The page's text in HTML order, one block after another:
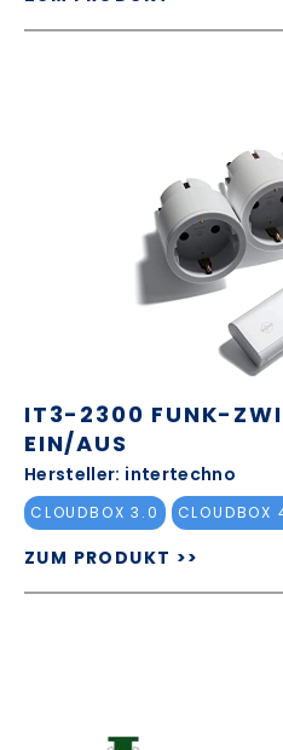
IT3-2300 FUNK-
EIN/AUS
Hersteller: intertechno
CLOUDBOX 3.0 CLOUDBOX
ZUM PRODUKT >>